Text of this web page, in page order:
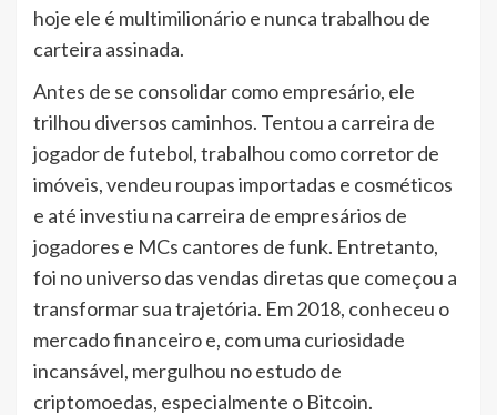
hoje ele é multimilionário e nunca trabalhou de
carteira assinada.
Antes de se consolidar como empresário, ele
trilhou diversos caminhos. Tentou a carreira de
jogador de futebol, trabalhou como corretor de
imóveis, vendeu roupas importadas e cosméticos
e até investiu na carreira de empresários de
jogadores e MCs cantores de funk. Entretanto,
foi no universo das vendas diretas que começou a
transformar sua trajetória. Em 2018, conheceu o
mercado financeiro e, com uma curiosidade
incansável, mergulhou no estudo de
criptomoedas, especialmente o Bitcoin.